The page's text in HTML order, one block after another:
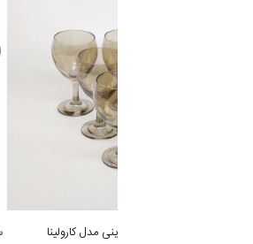
جام ساچی شامپاینی مدل کارولینا